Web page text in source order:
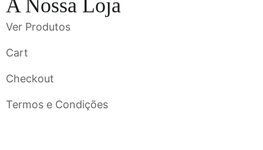
A Nossa Loja
Ver Produtos
Cart
Checkout
Termos e Condições